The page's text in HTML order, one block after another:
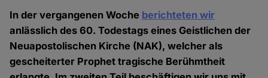
In der vergangenen Woche berichteten wir
anlässlich des 60. Todestags eines Geistlichen der
Neuapostolischen Kirche (NAK), welcher als
gescheiterter Prophet tragische Berühmtheit